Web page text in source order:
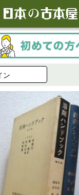
ン